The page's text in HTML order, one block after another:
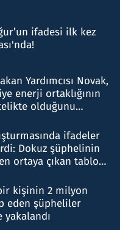
ifadesi ilk kez
Yardımcısı Novak,
enerji ortaklığının
olduğunu
ifadeler
Dokuz şüphelinin
ortaya çıkan tablo
kişinin 2 milyon
eden şüpheliler
yakalandı